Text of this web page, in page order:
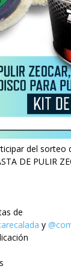
del sorteo
DE PULIR
de
y